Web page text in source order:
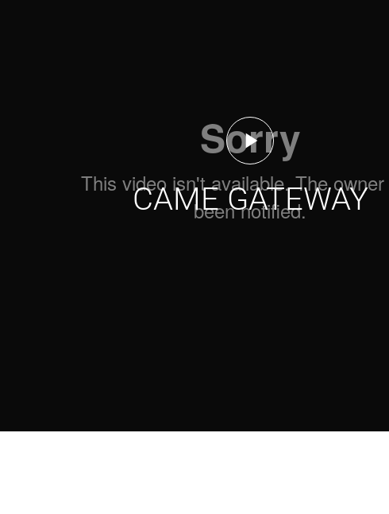
CAME GATEWAY